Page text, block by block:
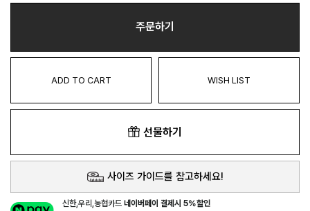
주문하기
ADD TO CART WISH LIST
선물하기
사이즈 가이드를 참고하세요!
신한,우리,농협카드네이버페이 결제시 5%할인